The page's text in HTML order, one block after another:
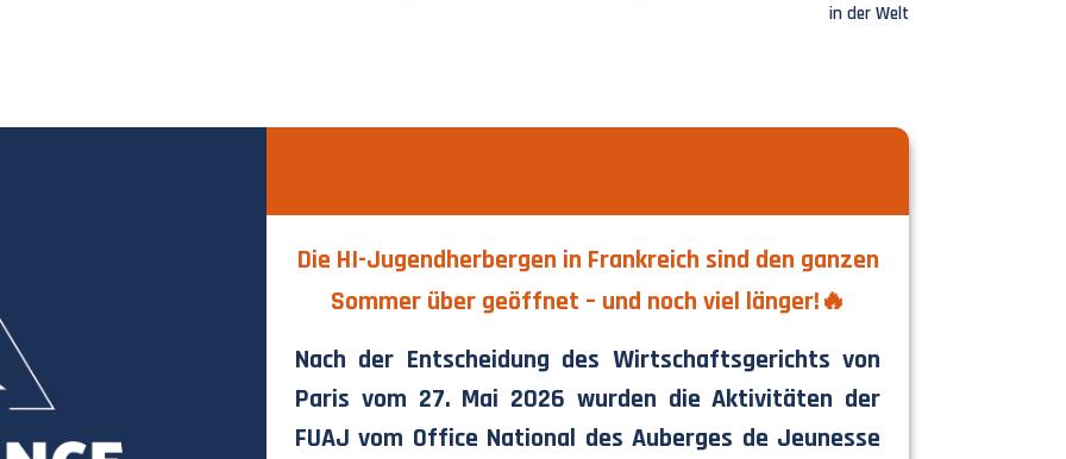
in der Welt
Die HI-Jugendherbergen in Frankreich sind den ganzen
Sommer über geöffnet – und noch viel länger!🔥
Nach der Entscheidung des Wirtschaftsgerichts von
Paris vom 27. Mai 2026 wurden die Aktivitäten der
FUAJ vom Office National des Auberges de Jeunesse